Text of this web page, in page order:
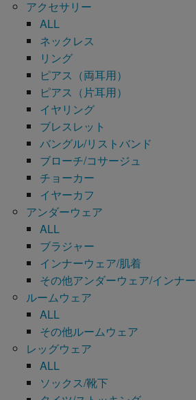
アクセサリー
ALL
ネックレス
リング
ピアス（両耳用）
ピアス（片耳用）
イヤリング
ブレスレット
バングル/リストバンド
ブローチ/コサージュ
チョーカー
イヤーカフ
アンダーウェア
ALL
ブラジャー
インナーウェア/肌着
その他アンダーウェア/インナー
ルームウェア
ALL
その他ルームウェア
レッグウェア
ALL
ソックス/靴下